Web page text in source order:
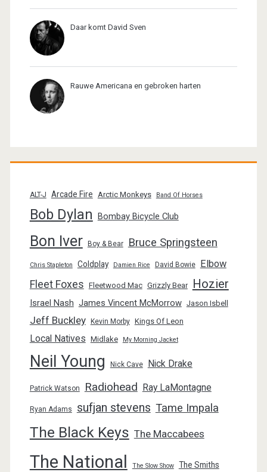
Daar komt David Sven
Rauwe Americana en gebroken harten
ALT-J Arcade Fire Arctic Monkeys Band Of Horses
Bob Dylan Bombay Bicycle Club
Bon Iver Boy & Bear Bruce Springsteen
Chris Stapleton Coldplay Damien Rice David Bowie Elbow
Fleet Foxes Fleetwood Mac Grizzly Bear Hozier
Israel Nash James Vincent McMorrow Jason Isbell
Jeff Buckley Kevin Morby Kings Of Leon
Local Natives Midlake My Morning Jacket
Neil Young Nick Cave Nick Drake
Patrick Watson Radiohead Ray LaMontagne
Ryan Adams sufjan stevens Tame Impala
The Black Keys The Maccabees
The National The Slow Show The Smiths